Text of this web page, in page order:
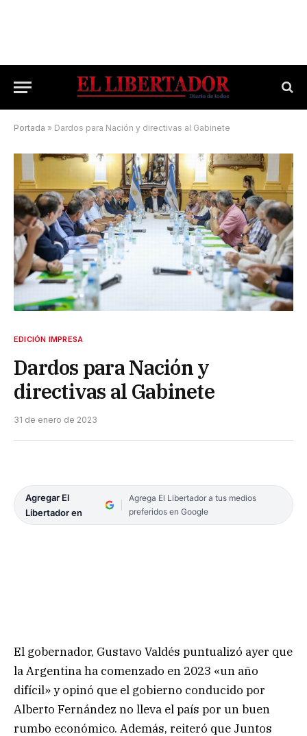
Portada » Dardos para Nación y directivas al Gabinete
EDICIÓN IMPRESA
Dardos para Nación y
directivas al Gabinete
31 de enero de 2023
Agregar El
Libertador en
Agrega El Libertador a tus medios
preferidos en Google
El gobernador, Gustavo Valdés puntualizó ayer que
la Argentina ha comenzado en 2023 «un año
difícil» y opinó que el gobierno conducido por
Alberto Fernández no lleva el país por un buen
rumbo económico. Además, reiteró que Juntos